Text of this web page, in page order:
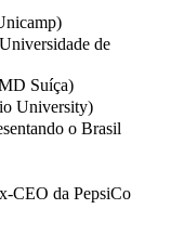
de
Suíça)
University)
o Brasil
CEO da PepsiCo